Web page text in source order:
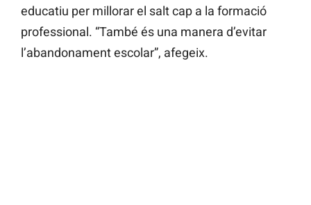
educatiu per millorar el salt cap a la formació
professional. “També és una manera d’evitar
l’abandonament escolar”, afegeix.